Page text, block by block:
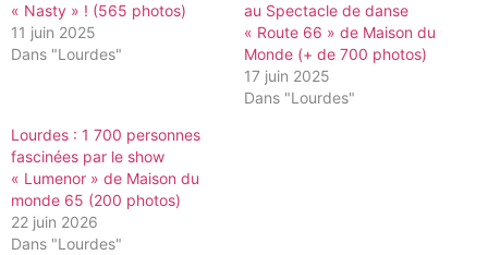
« Nasty » ! (565 photos)
11 juin 2025
Dans "Lourdes"
au Spectacle de danse
« Route 66 » de Maison du
Monde (+ de 700 photos)
17 juin 2025
Dans "Lourdes"
Lourdes : 1 700 personnes
fascinées par le show
« Lumenor » de Maison du
monde 65 (200 photos)
22 juin 2026
Dans "Lourdes"